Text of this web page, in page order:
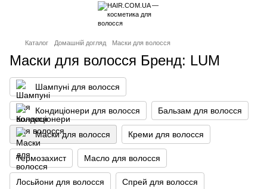
Каталог Домашній догляд Маски для волосся
Маски для волосся Бренд: LUM
Шампуні для волосся
Кондиціонери для волосся Бальзам для волосся
Маски для волосся Креми для волосся
Термозахист Масло для волосся
Лосьйони для волосся Спрей для волосся